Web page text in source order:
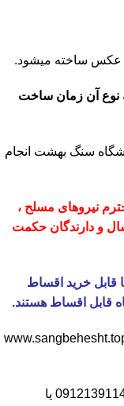
عکس ساخته میشود.
به نوع آن زمان ساخت
سنگ بهشت انجام
نیروهای مسلح ،
و دارندگان حکمت
قابل خرید اقساط
یا